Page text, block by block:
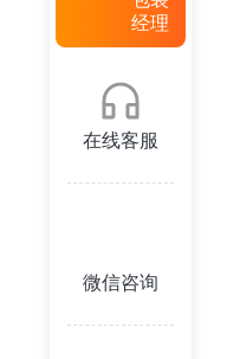
经理
在线客服
微信咨询